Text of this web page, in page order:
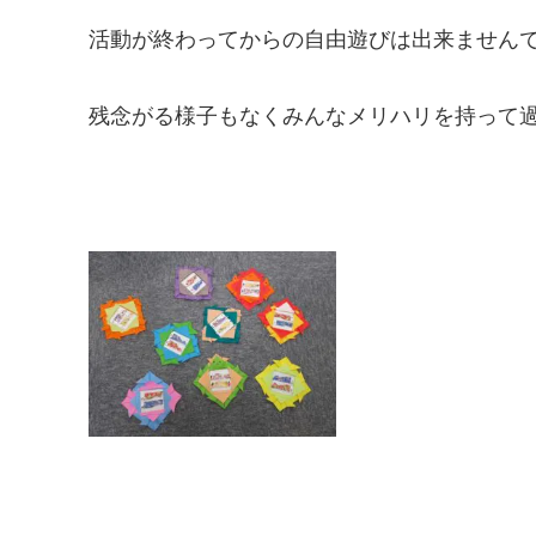
活動が終わってからの自由遊びは出来ません
残念がる様子もなくみんなメリハリを持って